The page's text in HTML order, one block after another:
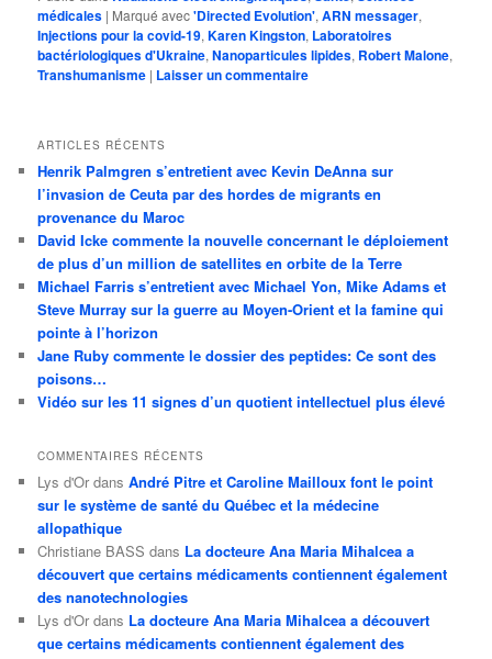
médicales | Marqué avec'Directed Evolution',ARN messager,
Injections pour la covid-19,Karen Kingston, Laboratoires
bactériologiques d'Ukraine,Nanoparticules lipides, Robert Malone,
Transhumanisme | Laisser un commentaire
ARTICLES RÉCENTS
Henrik Palmgren s’entretient avec Kevin DeAnna sur
l’invasion de Ceuta par des hordes de migrants en
provenance du Maroc
David Icke commente la nouvelle concernant le déploiement
de plus d’un million de satellites en orbite de la Terre
Michael Farris s’entretient avec Michael Yon, Mike Adams et
Steve Murray sur la guerre au Moyen-Orient et la famine qui
pointe à l’horizon
Jane Ruby commente le dossier des peptides: Ce sont des
poisons…
Vidéo sur les 11 signes d’un quotient intellectuel plus élevé
COMMENTAIRES RÉCENTS
Lys d'Or dansAndré Pitre et Caroline Mailloux font le point
sur le système de santé du Québec et la médecine
allopathique
Christiane BASS dans La docteure Ana Maria Mihalcea a
découvert que certains médicaments contiennent également
des nanotechnologies
Lys d'Or dans La docteure Ana Maria Mihalcea a découvert
que certains médicaments contiennent également des